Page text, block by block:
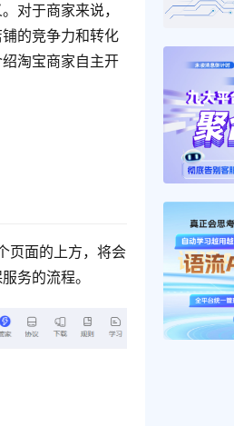
对于商家来说，
的竞争力和转化
淘宝商家自主开
页面的上方，将会
务的流程。